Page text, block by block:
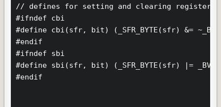
// defines for setting and clearing register
#ifndef cbi
#define cbi(sfr, bit) (_SFR_BYTE(sfr) &=
#endif
#ifndef sbi
#define sbi(sfr, bit) (_SFR_BYTE(sfr) |=
#endif